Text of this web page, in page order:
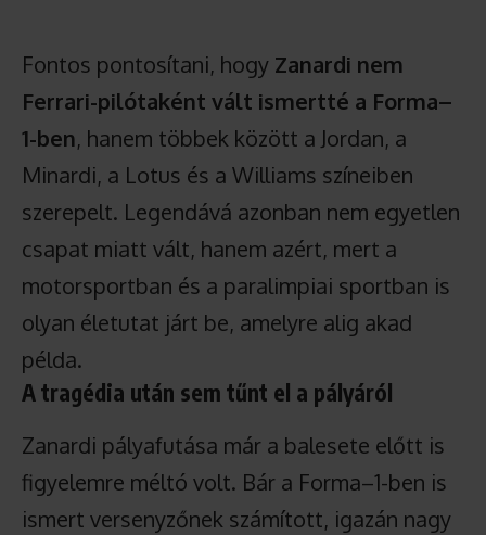
Fontos pontosítani, hogy Zanardi nem
Ferrari-pilótaként vált ismertté a Forma–
1-ben, hanem többek között a Jordan, a
Minardi, a Lotus és a Williams színeiben
szerepelt. Legendává azonban nem egyetlen
csapat miatt vált, hanem azért, mert a
motorsportban és a paralimpiai sportban is
olyan életutat járt be, amelyre alig akad
példa.
A tragédia után sem tűnt el a pályáról
Zanardi pályafutása már a balesete előtt is
figyelemre méltó volt. Bár a Forma–1-ben is
ismert versenyzőnek számított, igazán nagy